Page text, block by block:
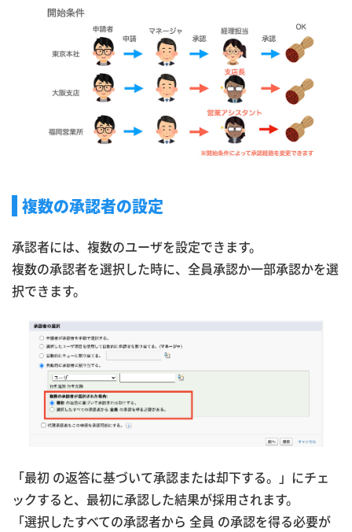
複数の承認者の設定
承認者には、複数のユーザを設定できます。
複数の承認者を選択した時に、全員承認か一部承認かを選
択できます。
「最初 の返答に基づいて承認または却下する。」にチェ
ックすると、最初に承認した結果が採用されます。
「選択したすべての承認者から 全員 の承認を得る必要が